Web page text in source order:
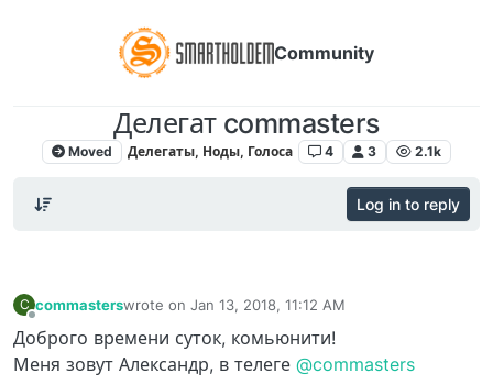
Community
Делегат commasters
Moved Делегаты, Ноды, Голоса 4 3 2.1k
Log in to reply
C commasterswrote on Jan 13, 2018, 11:12 AM
last edited by
Доброго времени суток, комьюнити!
Меня зовут Александр, в телеге @commasters